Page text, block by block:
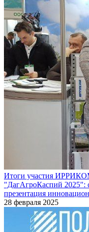
Итоги участия
"ДагАгроКаспий 2025":
презентация
28 февраля 2025